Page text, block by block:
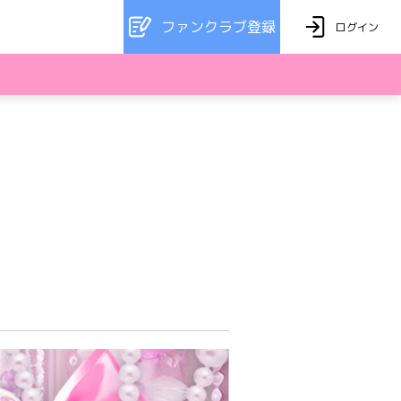
ファンクラブ登録 ログイン